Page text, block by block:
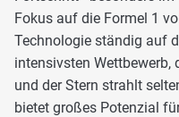
Fokus auf die Formel 1
Technologie ständig auf
intensivsten Wettbewerb,
und der Stern strahlt
bietet großes Potenzial